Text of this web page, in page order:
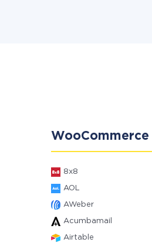
WooCommerce
8x8
AOL
AWeber
Acumbamail
Airtable